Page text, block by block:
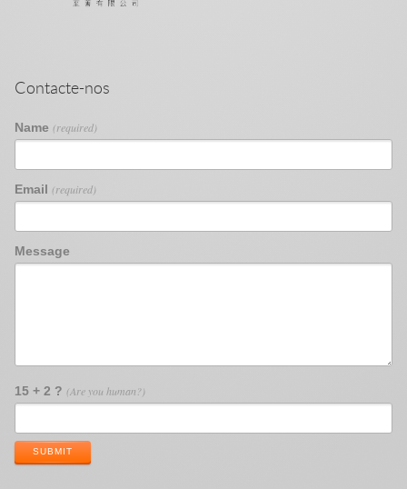
Contacte-nos
Name (required)
Email (required)
Message
15 + 2 ? (Are you human?)
SUBMIT